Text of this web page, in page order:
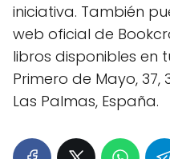
iniciativa. También
web oficial de
libros disponibles en
Primero de Mayo, 37,
Las Palmas, España.